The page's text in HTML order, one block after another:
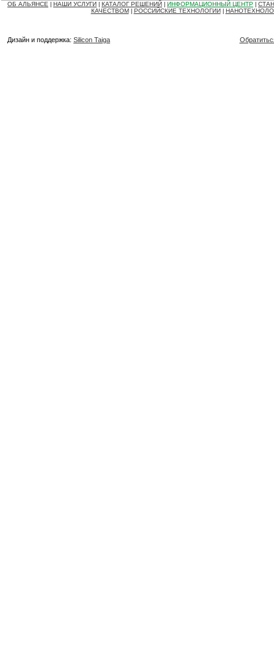
ОБ АЛЬЯНСЕ НАШИ УСЛУГИ КАТАЛОГ РЕШЕНИЙ ИНФОРМАЦИОННЫЙ ЦЕНТР
КАЧЕСТВОМ
РОССИЙСКИЕ ТЕХНОЛОГИИ
Дизайн и поддержка: Silicon Taiga